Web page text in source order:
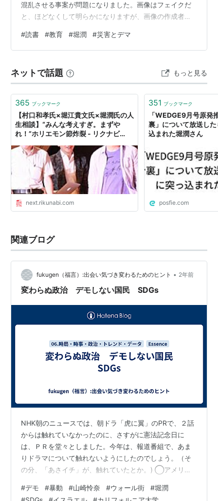
混乱させる事案が問題になりました。画像はフェイクだ
と、ほどなくして明らかになりますが、画像の作成者は
ＡＩの課題を知らしめるための意図的な行為だったと説
明しました。しかし、深刻な問題は、その後に起きま
2025） こんにちは。堀潤さんのことを知ったのは、２０
２３年２月９日です。その日、下北沢にある本屋Ｂ＆Ｂ
で行われた、妹尾昌俊さんと工藤祥子さんの共著『…
#読書 #教育 #堀潤 #災害とデマ
ネットで話題 もっと見る
365 ブックマーク
【村口和孝氏×堀江貴文氏×堀潤氏の人
生相談】“みんな考えすぎ。まずや
れ！”ホリエモン節炸裂 - リクナビ
next.rikunabi.com
351 ブックマーク
「WEDGE9月号原発
裏」について放送し
込まれた堀潤さん
posfie.com
関連ブログ
fukugen（福言）:出会い気づき変わるためのヒント • 2年前
変わらぬ政治 デモしない国民 SDGs
NHK朝のニュースでは、朝ドラ「虎に翼」のPRで、２話
からは触れていなかったのに、さすがに憲法記念日に
は、ＰＲを堂々としました。今年は、報道番組で、あま
りドラマについて触れないようにしたのでしょう。（そ
の分、「あさイチ」が、触れていたとか。) ◯アメリカ
大学に広がっていて、このうち、カリフォルニア大学ロ
#デモ #暴動 #山崎怜奈 #ウォール街 #堀潤